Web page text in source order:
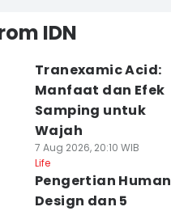
IDN
Tranexamic Acid:
Manfaat dan Efek
Samping untuk
Wajah
7 Aug 2026, 20:10 WIB
Life
Pengertian Human
Design dan 5